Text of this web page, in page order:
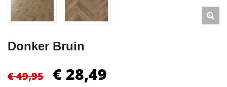
Donker Bruin
€49,95 € 28,49